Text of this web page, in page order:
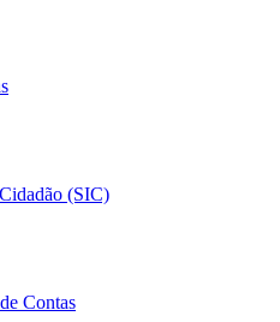
(SIC)
Contas